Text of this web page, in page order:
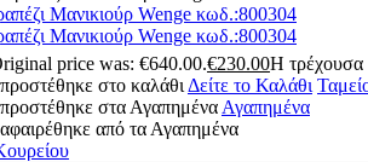
Μανικιούρ Wenge κωδ.:800304
Μανικιούρ Wenge κωδ.:800304
price was: €640.00.€230.00Η τρέχουσα
στο καλάθι Δείτε το Καλάθι
στα Αγαπημένα Αγαπημένα
από τα Αγαπημένα